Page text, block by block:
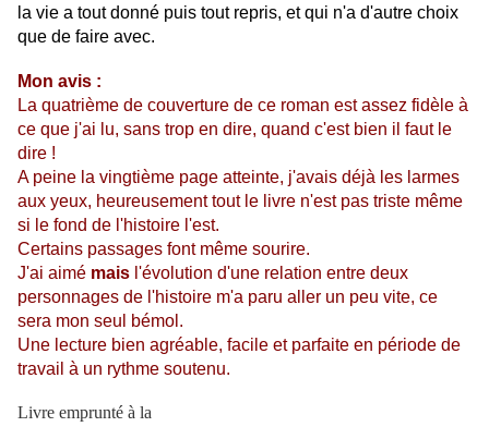
la vie a tout donné puis tout repris, et qui n'a d'autre choix
que de faire avec.
Mon avis :
La quatrième de couverture de ce roman est assez fidèle à
ce que j'ai lu, sans trop en dire, quand c'est bien il faut le
dire !
A peine la vingtième page atteinte, j'avais déjà les larmes
aux yeux, heureusement tout le livre n'est pas triste même
si le fond de l'histoire l'est.
Certains passages font même sourire.
J'ai aimé mais l'évolution d'une relation entre deux
personnages de l'histoire m'a paru aller un peu vite, ce
sera mon seul bémol.
Une lecture bien agréable, facile et parfaite en période de
travail à un rythme soutenu.
Livre emprunté à la